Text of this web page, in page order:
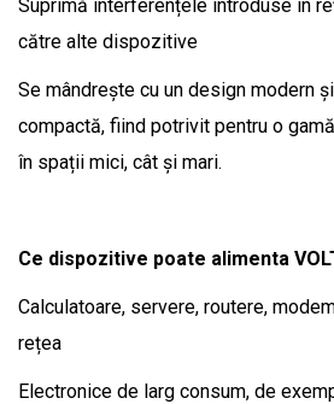
Suprimă interferențele introduse în
către alte dispozitive
Se mândrește cu un design modern
compactă, fiind potrivit pentru o
în spații mici, cât și mari.
Ce dispozitive poate alimenta
Calculatoare, servere, routere,
rețea
Electronice de larg consum, de